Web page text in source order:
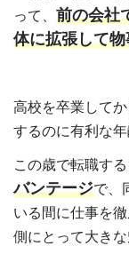
って、 前の会社
体に拡張して
高校を卒業して
するのに有利な年
この歳で転職す
バンテージで、
いる間に仕事を
側にとって大きな